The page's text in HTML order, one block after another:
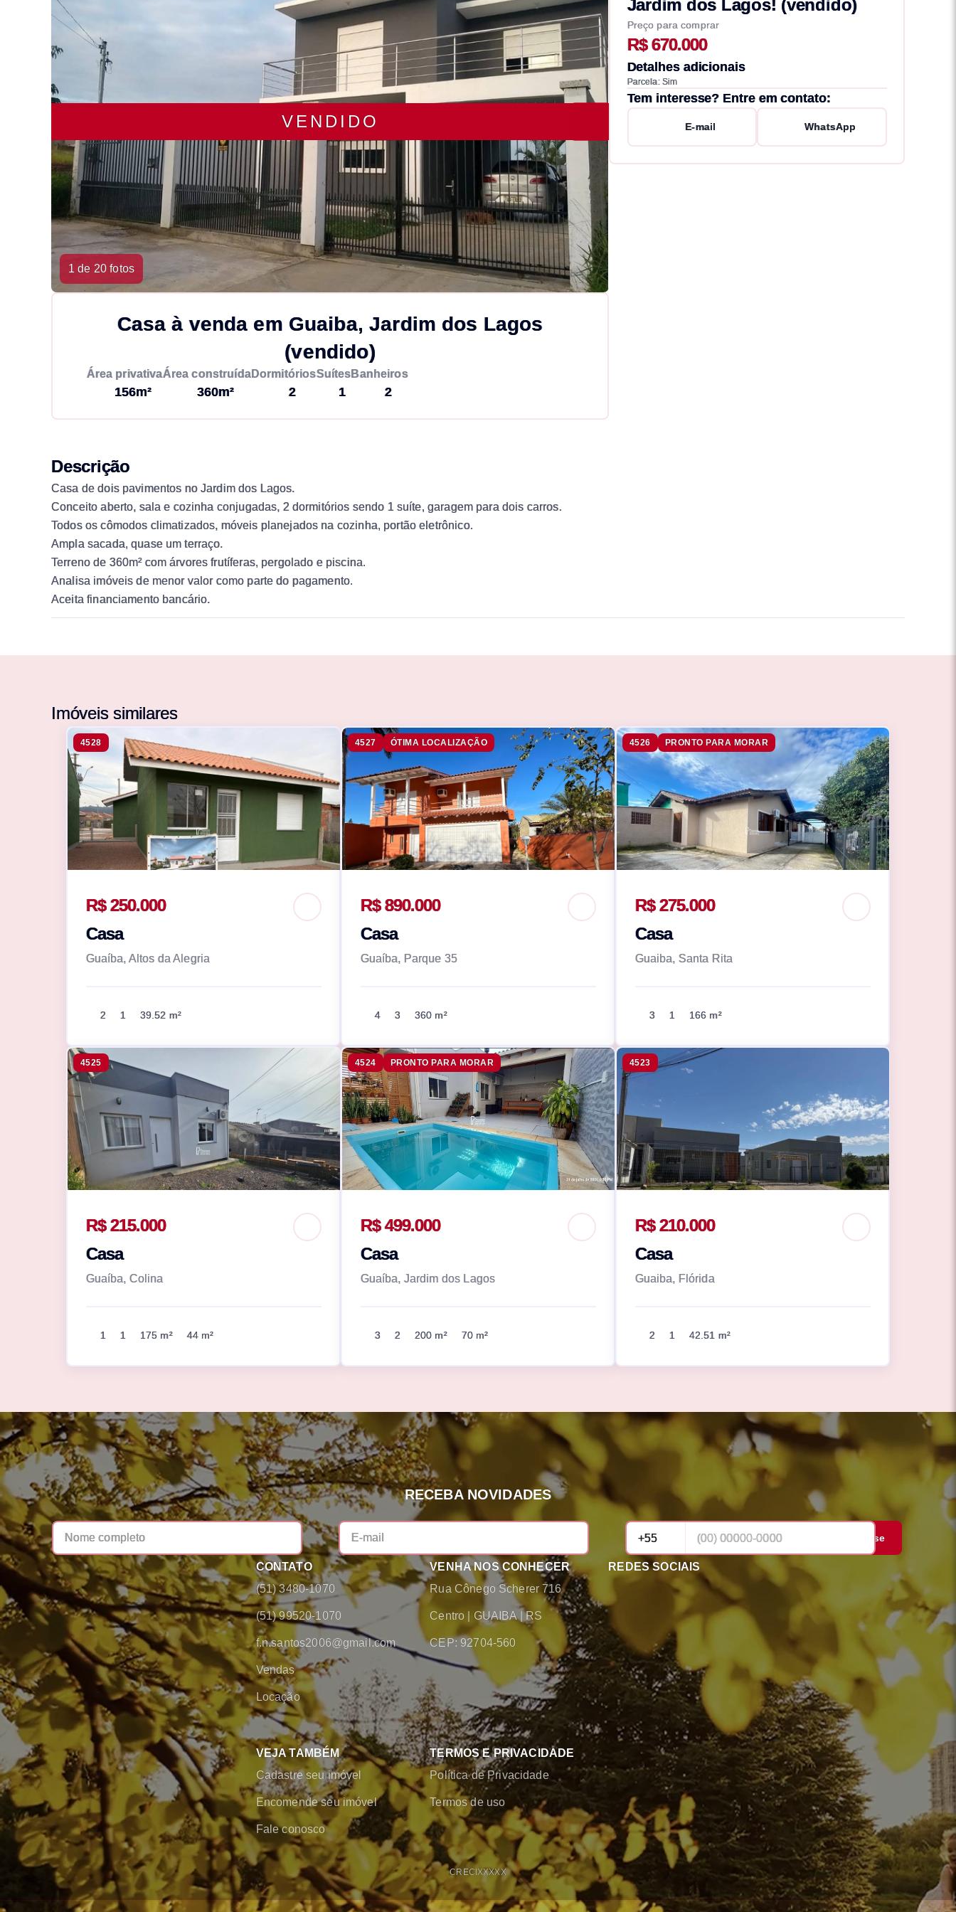
VENDIDO
1 de 20 fotos
Casa à venda em Guaiba, Jardim dos Lagos
(vendido)
Área privativa
156m²
Área construída
360m²
Dormitórios
2
Suítes
1
Banheiros
2
Jardim dos Lagos! (vendido)
Preço para comprar
R$ 670.000
Detalhes adicionais
Parcela: Sim
Tem interesse? Entre em contato:
E-mail WhatsApp
Descrição
Casa de dois pavimentos no Jardim dos Lagos.
Conceito aberto, sala e cozinha conjugadas, 2 dormitórios sendo 1 suíte, garagem para dois carros.
Todos os cômodos climatizados, móveis planejados na cozinha, portão eletrônico.
Ampla sacada, quase um terraço.
Terreno de 360m² com árvores frutíferas, pergolado e piscina.
Analisa imóveis de menor valor como parte do pagamento.
Aceita financiamento bancário.
Imóveis similares
4528
R$ 250.000
Casa
Guaíba, Altos da Alegria
2 1 39.52 m²
4527 ÓTIMA LOCALIZAÇÃO
R$ 890.000
Casa
Guaíba, Parque 35
4 3 360 m²
4526 PRONTO PARA MORAR
R$ 275.000
Casa
Guaiba, Santa Rita
3 1 166 m²
4525
R$ 215.000
Casa
Guaíba, Colina
1 1 175 m² 44 m²
4524 PRONTO PARA MORAR
R$ 499.000
Casa
Guaíba, Jardim dos Lagos
3 2 200 m² 70 m²
4523
R$ 210.000
Casa
Guaiba, Flórida
2 1 42.51 m²
RECEBA NOVIDADES
Cadastrar-se
CONTATO
(51) 3480-1070
(51) 99520-1070
f.n.santos2006@gmail.com
Vendas
Locação
VENHA NOS CONHECER
Rua Cônego Scherer 716
Centro GUAIBA |RS
CEP: 92704-560
REDES SOCIAIS
VEJA TAMBÉM
Cadastre seu imóvel
Encomende seu imóvel
Fale conosco
TERMOS E PRIVACIDADE
Política de Privacidade
Termos de uso
CRECI XXXXX